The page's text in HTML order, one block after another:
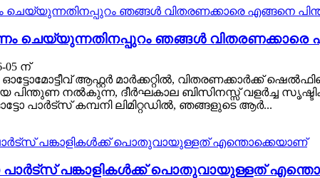
ചെയ്യുന്നതിനപ്പുറം ഞങ്ങൾ
05 ന്
ഓട്ടോമോട്ടീവ് ആഫ്റ്റർ മാർക്കറ്റിൽ, വിതരണക്കാർക്ക്
പിന്തുണ നൽകുന്ന, ദീർഘകാല ബിസിനസ്സ് വളർച്ച
പാർട്സ് കമ്പനി ലിമിറ്റഡിൽ, ഞങ്ങളുടെ ആർ...
പാർട്സ് പങ്കാളികൾക്ക് പൊതുവായുള്ളത്